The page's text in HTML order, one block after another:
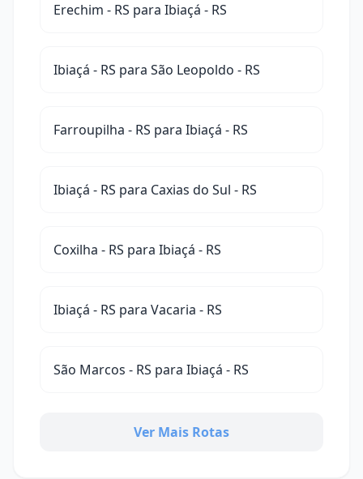
Erechim - RS para Ibiaçá - RS
Ibiaçá - RS para São Leopoldo - RS
Farroupilha - RS para Ibiaçá - RS
Ibiaçá - RS para Caxias do Sul - RS
Coxilha - RS para Ibiaçá - RS
Ibiaçá - RS para Vacaria - RS
São Marcos - RS para Ibiaçá - RS
Ver Mais Rotas